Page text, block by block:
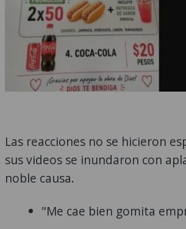
Las reacciones no se hicieron
sus videos se inundaron con
noble causa.
"Me cae bien gomita